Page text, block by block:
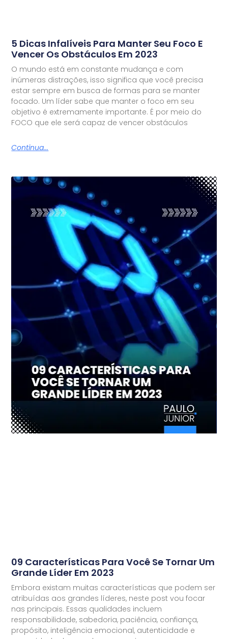
5 Dicas Infalíveis Para Manter Seu Foco E
Vencer Os Obstáculos Em 2023
O mundo está em constante mudança e com
inúmeras distrações, isso significa que você precisa
estar sempre em busca de formas para se manter
focado. Um líder sabe que manter o foco em seu
objetivo é extremamente importante. É por meio do
FOCO que ele será capaz de vencer obstáculos
Continua...
09 Características Para Você Se Tornar Um
Grande Líder Em 2023
Embora existam muitas características que podem ser
atribuídas aos grandes líderes, neste post vou focar
nas principais. Essas qualidades incluem
responsabilidade, sabedoria, paciência, confiança,
propósito, inteligência emocional, autenticidade e